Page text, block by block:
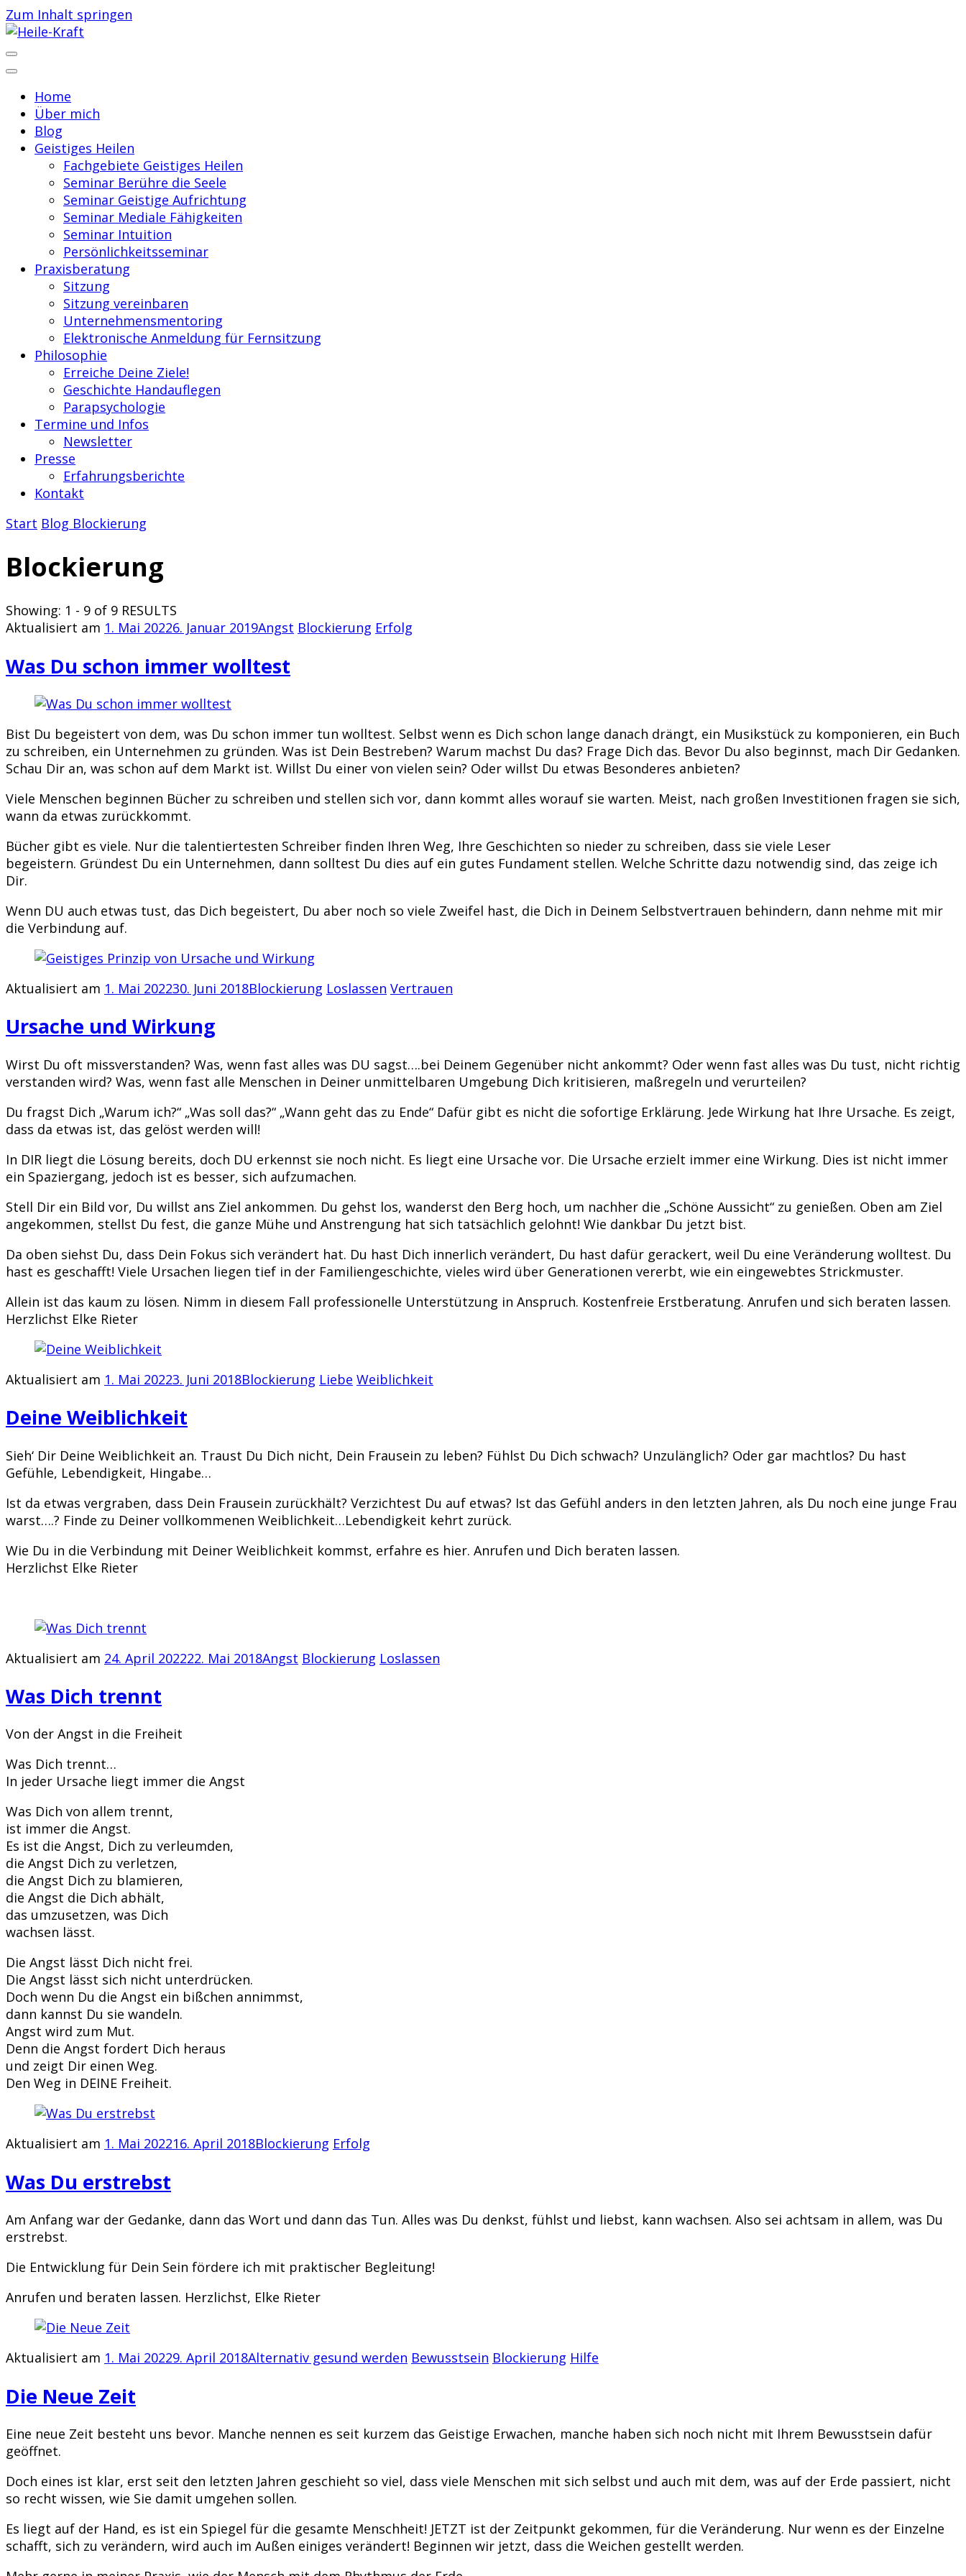
Zum Inhalt springen
Heile-Kraft
Praxis für Geistiges Heilen
Home
Über mich
Blog
Geistiges Heilen
Fachgebiete Geistiges Heilen
Seminar Berühre die Seele
Seminar Geistige Aufrichtung
Seminar Mediale Fähigkeiten
Seminar Intuition
Persönlichkeitsseminar
Praxisberatung
Sitzung
Sitzung vereinbaren
Unternehmensmentoring
Elektronische Anmeldung für Fernsitzung
Philosophie
Erreiche Deine Ziele!
Geschichte Handauflegen
Parapsychologie
Termine und Infos
Newsletter
Presse
Erfahrungsberichte
Kontakt
Start Blog Blockierung
Blockierung
Showing: 1 - 9 of 9 RESULTS
Aktualisiert am 1. Mai 20226. Januar 2019Angst Blockierung Erfolg
Was Du schon immer wolltest
Bist Du begeistert von dem, was Du schon immer tun wolltest. Selbst wenn es Dich schon lange danach drängt, ein Musikstück zu komponieren, ein Buch
zu schreiben, ein Unternehmen zu gründen. Was ist Dein Bestreben? Warum machst Du das? Frage Dich das. Bevor Du also beginnst, mach Dir Gedanken.
Schau Dir an, was schon auf dem Markt ist. Willst Du einer von vielen sein? Oder willst Du etwas Besonderes anbieten?
Viele Menschen beginnen Bücher zu schreiben und stellen sich vor, dann kommt alles worauf sie warten. Meist, nach großen Investitionen fragen sie sich,
wann da etwas zurückkommt.
Bücher gibt es viele. Nur die talentiertesten Schreiber finden Ihren Weg, Ihre Geschichten so nieder zu schreiben, dass sie viele Leser
begeistern. Gründest Du ein Unternehmen, dann solltest Du dies auf ein gutes Fundament stellen. Welche Schritte dazu notwendig sind, das zeige ich
Dir.
Wenn DU auch etwas tust, das Dich begeistert, Du aber noch so viele Zweifel hast, die Dich in Deinem Selbstvertrauen behindern, dann nehme mit mir
die Verbindung auf.
Aktualisiert am 1. Mai 202230. Juni 2018Blockierung Loslassen Vertrauen
Ursache und Wirkung
Wirst Du oft missverstanden? Was, wenn fast alles was DU sagst….bei Deinem Gegenüber nicht ankommt? Oder wenn fast alles was Du tust, nicht richtig
verstanden wird? Was, wenn fast alle Menschen in Deiner unmittelbaren Umgebung Dich kritisieren, maßregeln und verurteilen?
Du fragst Dich „Warum ich?“ „Was soll das?“ „Wann geht das zu Ende“ Dafür gibt es nicht die sofortige Erklärung. Jede Wirkung hat Ihre Ursache. Es zeigt,
dass da etwas ist, das gelöst werden will!
In DIR liegt die Lösung bereits, doch DU erkennst sie noch nicht. Es liegt eine Ursache vor. Die Ursache erzielt immer eine Wirkung. Dies ist nicht immer
ein Spaziergang, jedoch ist es besser, sich aufzumachen.
Stell Dir ein Bild vor, Du willst ans Ziel ankommen. Du gehst los, wanderst den Berg hoch, um nachher die „Schöne Aussicht“ zu genießen. Oben am Ziel
angekommen, stellst Du fest, die ganze Mühe und Anstrengung hat sich tatsächlich gelohnt! Wie dankbar Du jetzt bist.
Da oben siehst Du, dass Dein Fokus sich verändert hat. Du hast Dich innerlich verändert, Du hast dafür gerackert, weil Du eine Veränderung wolltest. Du
hast es geschafft! Viele Ursachen liegen tief in der Familiengeschichte, vieles wird über Generationen vererbt, wie ein eingewebtes Strickmuster.
Allein ist das kaum zu lösen. Nimm in diesem Fall professionelle Unterstützung in Anspruch. Kostenfreie Erstberatung. Anrufen und sich beraten lassen.
Herzlichst Elke Rieter
Aktualisiert am 1. Mai 20223. Juni 2018Blockierung Liebe Weiblichkeit
Deine Weiblichkeit
Sieh‘ Dir Deine Weiblichkeit an. Traust Du Dich nicht, Dein Frausein zu leben? Fühlst Du Dich schwach? Unzulänglich? Oder gar machtlos? Du hast
Gefühle, Lebendigkeit, Hingabe…
Ist da etwas vergraben, dass Dein Frausein zurückhält? Verzichtest Du auf etwas? Ist das Gefühl anders in den letzten Jahren, als Du noch eine junge Frau
warst….? Finde zu Deiner vollkommenen Weiblichkeit…Lebendigkeit kehrt zurück.
Wie Du in die Verbindung mit Deiner Weiblichkeit kommst, erfahre es hier. Anrufen und Dich beraten lassen.
Herzlichst Elke Rieter
Aktualisiert am 24. April 202222. Mai 2018Angst Blockierung Loslassen
Was Dich trennt
Von der Angst in die Freiheit
Was Dich trennt…
In jeder Ursache liegt immer die Angst
Was Dich von allem trennt,
ist immer die Angst.
Es ist die Angst, Dich zu verleumden,
die Angst Dich zu verletzen,
die Angst Dich zu blamieren,
die Angst die Dich abhält,
das umzusetzen, was Dich
wachsen lässt.
Die Angst lässt Dich nicht frei.
Die Angst lässt sich nicht unterdrücken.
Doch wenn Du die Angst ein bißchen annimmst,
dann kannst Du sie wandeln.
Angst wird zum Mut.
Denn die Angst fordert Dich heraus
und zeigt Dir einen Weg.
Den Weg in DEINE Freiheit.
Aktualisiert am 1. Mai 202216. April 2018Blockierung Erfolg
Was Du erstrebst
Am Anfang war der Gedanke, dann das Wort und dann das Tun. Alles was Du denkst, fühlst und liebst, kann wachsen. Also sei achtsam in allem, was Du
erstrebst.
Die Entwicklung für Dein Sein fördere ich mit praktischer Begleitung!
Anrufen und beraten lassen. Herzlichst, Elke Rieter
Aktualisiert am 1. Mai 20229. April 2018Alternativ gesund werden Bewusstsein Blockierung Hilfe
Die Neue Zeit
Eine neue Zeit besteht uns bevor. Manche nennen es seit kurzem das Geistige Erwachen, manche haben sich noch nicht mit Ihrem Bewusstsein dafür
geöffnet.
Doch eines ist klar, erst seit den letzten Jahren geschieht so viel, dass viele Menschen mit sich selbst und auch mit dem, was auf der Erde passiert, nicht
so recht wissen, wie Sie damit umgehen sollen.
Es liegt auf der Hand, es ist ein Spiegel für die gesamte Menschheit! JETZT ist der Zeitpunkt gekommen, für die Veränderung. Nur wenn es der Einzelne
schafft, sich zu verändern, wird auch im Außen einiges verändert! Beginnen wir jetzt, dass die Weichen gestellt werden.